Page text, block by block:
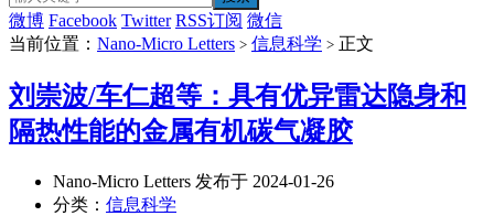
微博 Facebook Twitter RSS订阅 微信
当前位置： Nano-Micro Letters > 信息科学 > 正文
刘崇波/车仁超等：具有优异雷达隐身和
隔热性能的金属有机碳气凝胶
Nano-Micro Letters 发布于 2024-01-26
分类： 信息科学